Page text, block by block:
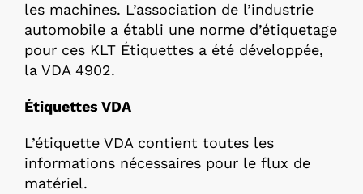
les machines. L’association de l’industrie
automobile a établi une norme d’étiquetage
pour ces KLT Étiquettesa été développée,
la VDA 4902.
Étiquettes VDA
L’étiquette VDA contient toutes les
informations nécessaires pour le flux de
matériel.